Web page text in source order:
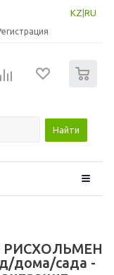
KZ RU
Найти
РИСХОЛЬМЕН
дома/сада -